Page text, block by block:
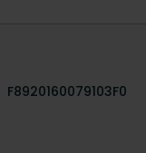
F8920160079103F0